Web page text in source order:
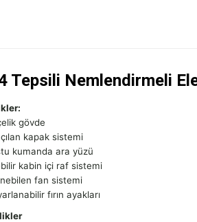
Tepsili Nemlendirmeli
gövde
kapak sistemi
kumanda ara yüzü
kabin içi raf sistemi
fan sistemi
fırın ayakları